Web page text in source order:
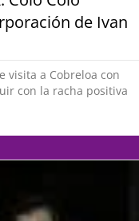
de Ivan
visita a Cobreloa con
con la racha positiva